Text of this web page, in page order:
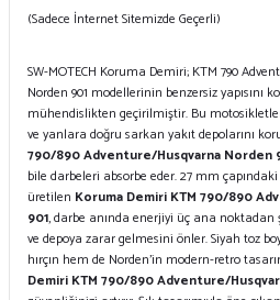
(Sadece İnternet Sitemizde Geçerli)
SW-MOTECH Koruma Demiri; KTM 790
Norden 901 modellerinin benzersiz yapısını
mühendislikten geçirilmiştir. Bu
ve yanlara doğru sarkan yakıt depolarını
790/890 Adventure/Husqvarna Norden
bile darbeleri absorbe eder. 27 mm
üretilen Koruma Demiri KTM 790/890
901, darbe anında enerjiyi üç ana
ve depoya zarar gelmesini önler. Siyah toz
hırçın hem de Norden'in modern-retro
Demiri KTM 790/890 Adventure/